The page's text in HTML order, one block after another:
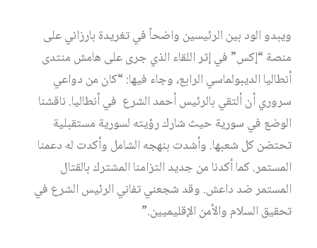
ويبدو الود بين الرئيسين واضحاً في تغريدة بارزاني على
منصة “إكس” في إثر اللقاء الذي جرى على هامش منتدى
أنطاليا الديبولماسي الرابع، وجاء فيها: “كان من دواعي
سروري أن ألتقي بالرئيس أحمد الشرع في أنطاليا. ناقشنا
الوضع في سورية حيث شارك رؤيته لسورية مستقبلية
تحتضن كل شعبها. وأشدت بنهجه الشامل وأكدت له دعمنا
المستمر. كما أكدنا من جديد التزامنا المشترك بالقتال
المستمر ضد داعش. وقد شجعني تفاني الرئيس الشرع في
تحقيق السلام والأمن الإقليميين.”